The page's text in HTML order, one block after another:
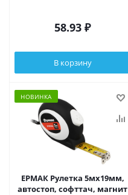
58.93 ₽
В корзину
НОВИНКА
ЕРМАК Рулетка 5мх19мм,
автостоп, софттач, магнит